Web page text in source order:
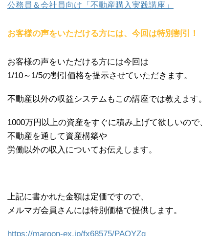
公務員＆会社員向け「不動産購入実践講座」
お客様の声をいただける方には、今回は特別割引！
お客様の声をいただける方には今回は
1/10～1/5の割引価格を提示させていただきます。
不動産以外の収益システムもこの講座では教えます。
1000万円以上の資産をすぐに積み上げて欲しいので、
不動産を通して資産構築や
労働以外の収入についてお伝えします。
上記に書かれた金額は定価ですので、
メルマガ会員さんには特別価格で提供します。
https://maroon-ex.jp/fx68575/PAOYZq